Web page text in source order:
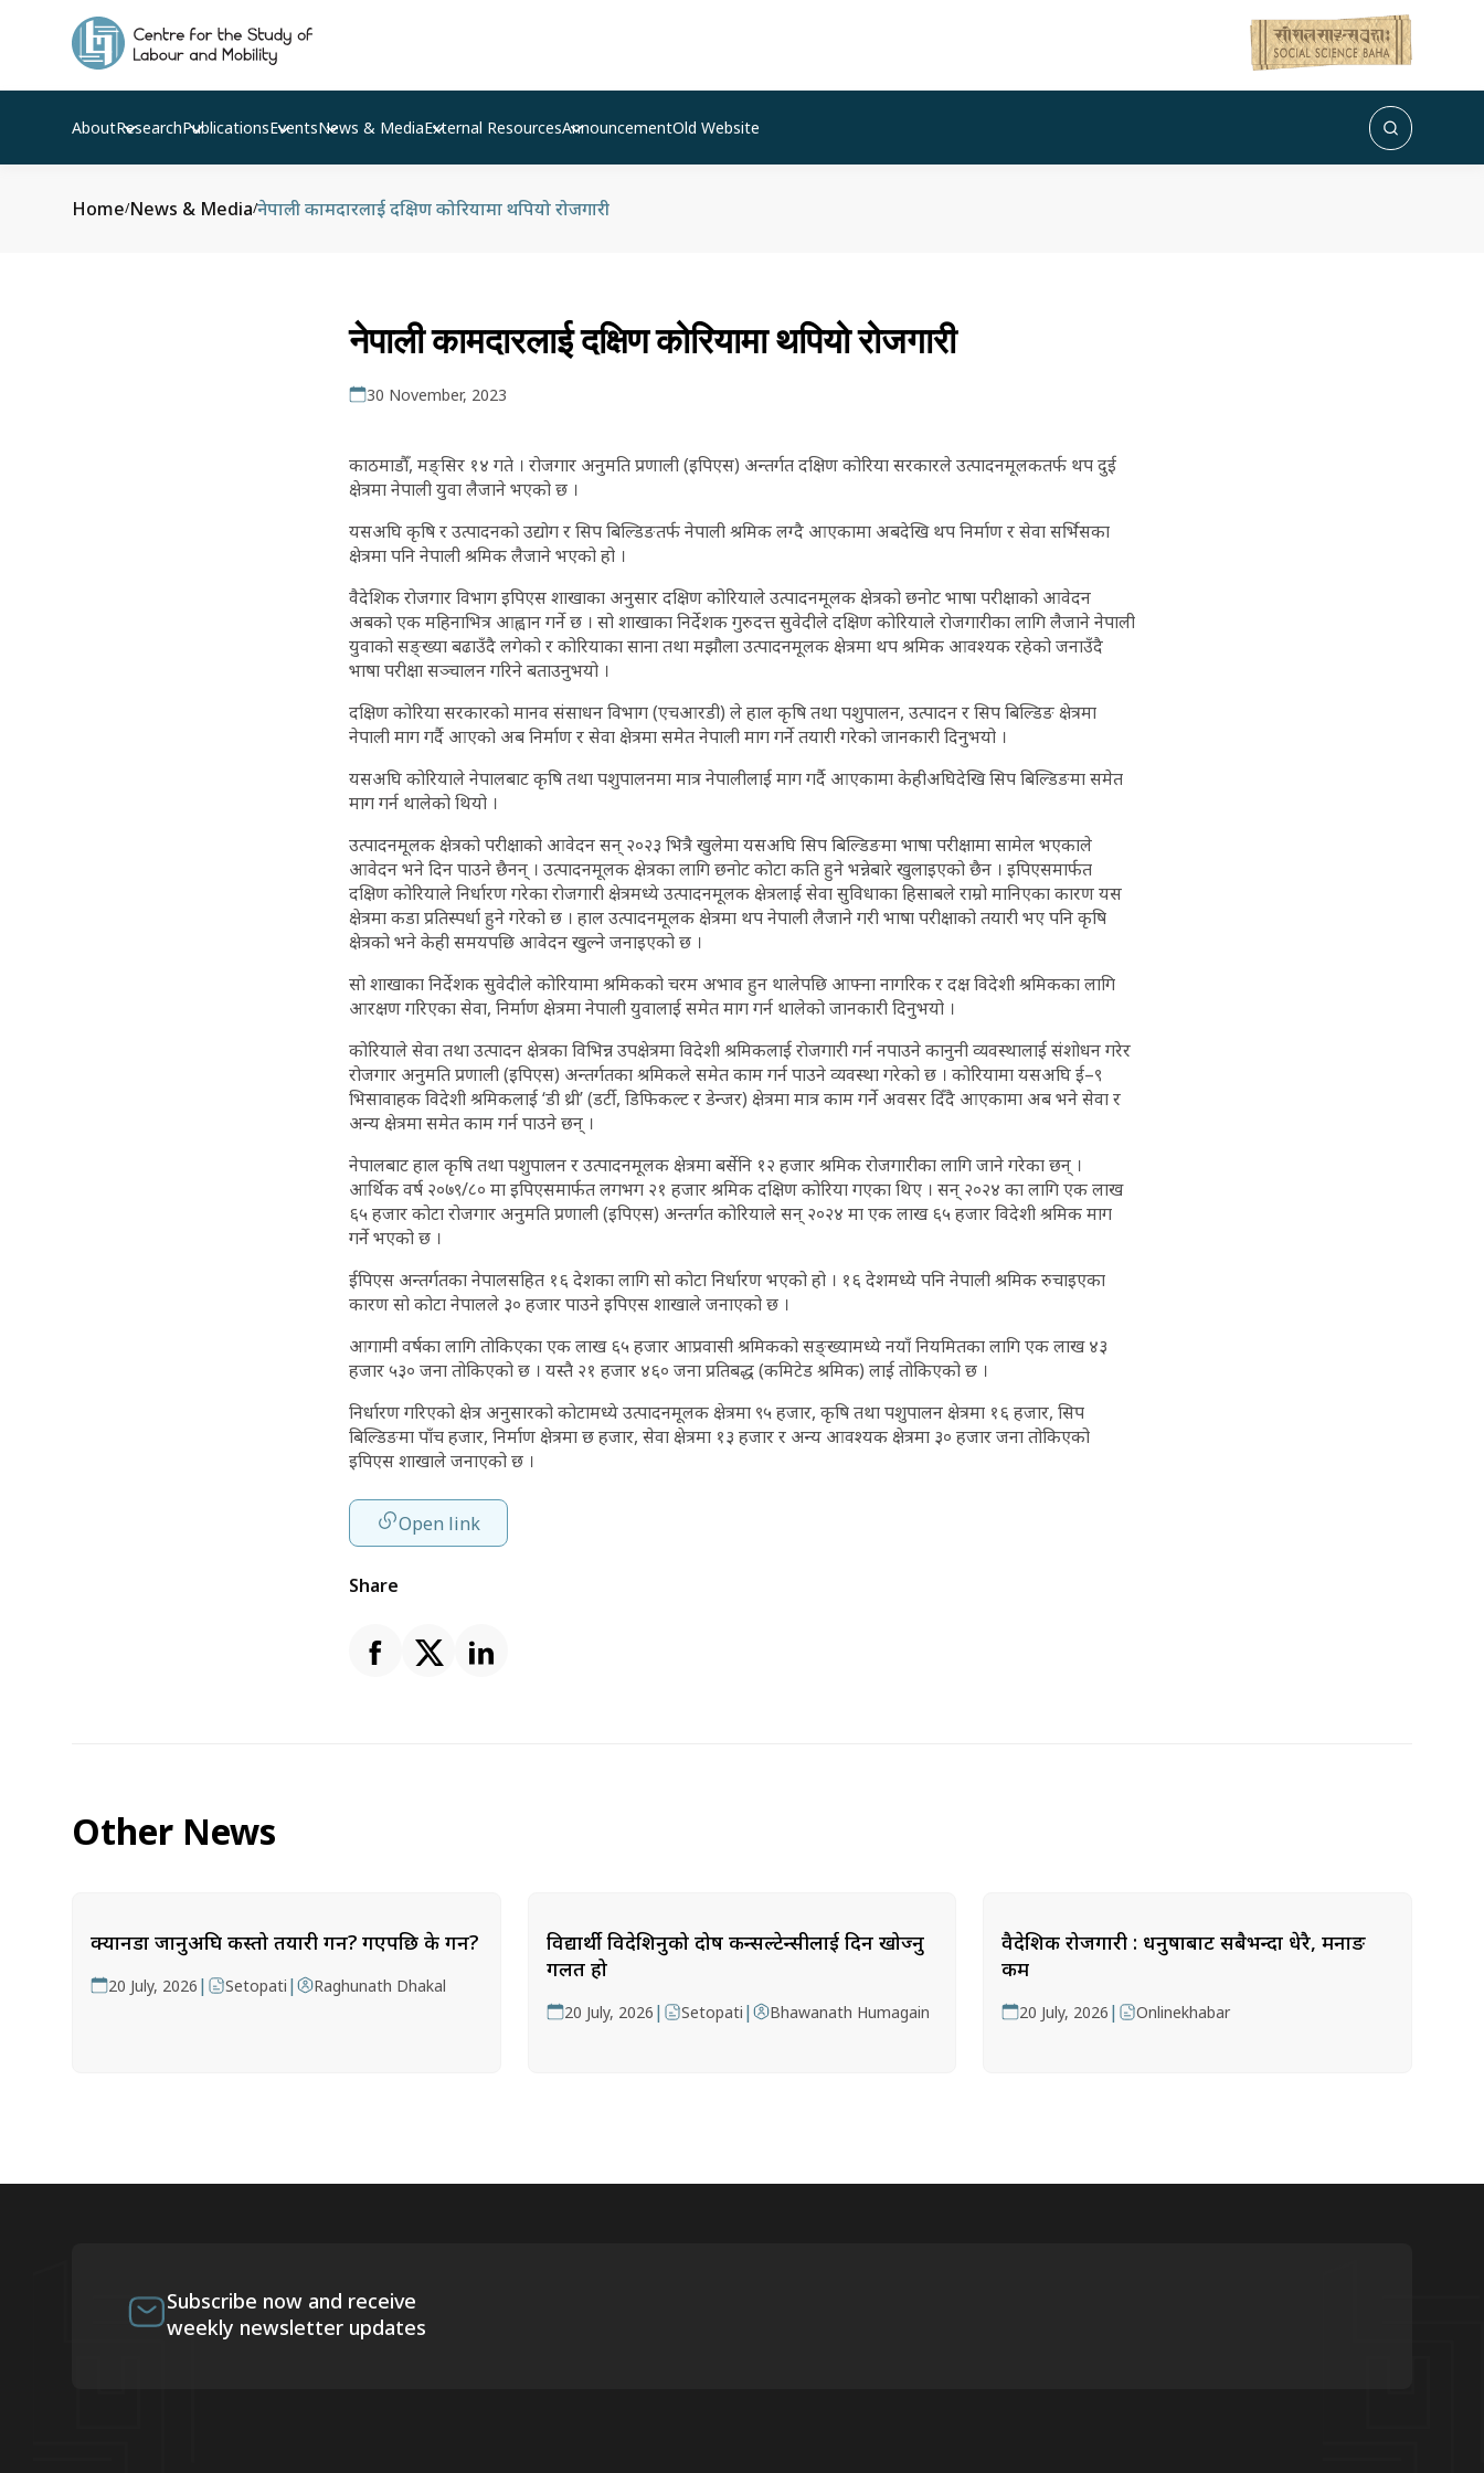
AboutResearchPublicationsEventsNews & MediaExternal ResourcesAnnouncementOld Website
Home/News & Media/नेपाली कामदारलाई दक्षिण कोरियामा थपियो रोजगारी
नेपाली कामदारलाई दक्षिण कोरियामा थपियो रोजगारी
30 November, 2023
काठमाडौँ, मङ्सिर १४ गते । रोजगार अनुमति प्रणाली (इपिएस) अन्तर्गत दक्षिण कोरिया सरकारले उत्पादनमूलकतर्फ थप दुई
क्षेत्रमा नेपाली युवा लैजाने भएको छ ।
यसअघि कृषि र उत्पादनको उद्योग र सिप बिल्डिङतर्फ नेपाली श्रमिक लग्दै आएकामा अबदेखि थप निर्माण र सेवा सर्भिसका
क्षेत्रमा पनि नेपाली श्रमिक लैजाने भएको हो ।
वैदेशिक रोजगार विभाग इपिएस शाखाका अनुसार दक्षिण कोरियाले उत्पादनमूलक क्षेत्रको छनोट भाषा परीक्षाको आवेदन
अबको एक महिनाभित्र आह्वान गर्ने छ । सो शाखाका निर्देशक गुरुदत्त सुवेदीले दक्षिण कोरियाले रोजगारीका लागि लैजाने नेपाली
युवाको सङ्ख्या बढाउँदै लगेको र कोरियाका साना तथा मझौला उत्पादनमूलक क्षेत्रमा थप श्रमिक आवश्यक रहेको जनाउँदै
भाषा परीक्षा सञ्चालन गरिने बताउनुभयो ।
दक्षिण कोरिया सरकारको मानव संसाधन विभाग (एचआरडी) ले हाल कृषि तथा पशुपालन, उत्पादन र सिप बिल्डिङ क्षेत्रमा
नेपाली माग गर्दै आएको अब निर्माण र सेवा क्षेत्रमा समेत नेपाली माग गर्ने तयारी गरेको जानकारी दिनुभयो ।
यसअघि कोरियाले नेपालबाट कृषि तथा पशुपालनमा मात्र नेपालीलाई माग गर्दै आएकामा केहीअघिदेखि सिप बिल्डिङमा समेत
माग गर्न थालेको थियो ।
उत्पादनमूलक क्षेत्रको परीक्षाको आवेदन सन् २०२३ भित्रै खुलेमा यसअघि सिप बिल्डिङमा भाषा परीक्षामा सामेल भएकाले
आवेदन भने दिन पाउने छैनन् । उत्पादनमूलक क्षेत्रका लागि छनोट कोटा कति हुने भन्नेबारे खुलाइएको छैन । इपिएसमार्फत
दक्षिण कोरियाले निर्धारण गरेका रोजगारी क्षेत्रमध्ये उत्पादनमूलक क्षेत्रलाई सेवा सुविधाका हिसाबले राम्रो मानिएका कारण यस
क्षेत्रमा कडा प्रतिस्पर्धा हुने गरेको छ । हाल उत्पादनमूलक क्षेत्रमा थप नेपाली लैजाने गरी भाषा परीक्षाको तयारी भए पनि कृषि
क्षेत्रको भने केही समयपछि आवेदन खुल्ने जनाइएको छ ।
सो शाखाका निर्देशक सुवेदीले कोरियामा श्रमिकको चरम अभाव हुन थालेपछि आफ्ना नागरिक र दक्ष विदेशी श्रमिकका लागि
आरक्षण गरिएका सेवा, निर्माण क्षेत्रमा नेपाली युवालाई समेत माग गर्न थालेको जानकारी दिनुभयो ।
कोरियाले सेवा तथा उत्पादन क्षेत्रका विभिन्न उपक्षेत्रमा विदेशी श्रमिकलाई रोजगारी गर्न नपाउने कानुनी व्यवस्थालाई संशोधन गरेर
रोजगार अनुमति प्रणाली (इपिएस) अन्तर्गतका श्रमिकले समेत काम गर्न पाउने व्यवस्था गरेको छ । कोरियामा यसअघि ई–९
भिसावाहक विदेशी श्रमिकलाई ‘डी थ्री’ (डर्टी, डिफिकल्ट र डेन्जर) क्षेत्रमा मात्र काम गर्ने अवसर दिँदै आएकामा अब भने सेवा र
अन्य क्षेत्रमा समेत काम गर्न पाउने छन् ।
नेपालबाट हाल कृषि तथा पशुपालन र उत्पादनमूलक क्षेत्रमा बर्सेनि १२ हजार श्रमिक रोजगारीका लागि जाने गरेका छन् ।
आर्थिक वर्ष २०७९/८० मा इपिएसमार्फत लगभग २१ हजार श्रमिक दक्षिण कोरिया गएका थिए । सन् २०२४ का लागि एक लाख
६५ हजार कोटा रोजगार अनुमति प्रणाली (इपिएस) अन्तर्गत कोरियाले सन् २०२४ मा एक लाख ६५ हजार विदेशी श्रमिक माग
गर्ने भएको छ ।
ईपिएस अन्तर्गतका नेपालसहित १६ देशका लागि सो कोटा निर्धारण भएको हो । १६ देशमध्ये पनि नेपाली श्रमिक रुचाइएका
कारण सो कोटा नेपालले ३० हजार पाउने इपिएस शाखाले जनाएको छ ।
आगामी वर्षका लागि तोकिएका एक लाख ६५ हजार आप्रवासी श्रमिकको सङ्ख्यामध्ये नयाँ नियमितका लागि एक लाख ४३
हजार ५३० जना तोकिएको छ । यस्तै २१ हजार ४६० जना प्रतिबद्ध (कमिटेड श्रमिक) लाई तोकिएको छ ।
निर्धारण गरिएको क्षेत्र अनुसारको कोटामध्ये उत्पादनमूलक क्षेत्रमा ९५ हजार, कृषि तथा पशुपालन क्षेत्रमा १६ हजार, सिप
बिल्डिङमा पाँच हजार, निर्माण क्षेत्रमा छ हजार, सेवा क्षेत्रमा १३ हजार र अन्य आवश्यक क्षेत्रमा ३० हजार जना तोकिएको
इपिएस शाखाले जनाएको छ ।
Open link
Share
Other News
क्यानडा जानुअघि कस्तो तयारी गर्ने? गएपछि के गर्ने?
20 July, 2026 | Setopati | Raghunath Dhakal
विद्यार्थी विदेशिनुको दोष कन्सल्टेन्सीलाई दिन खोज्नु
गलत हो
20 July, 2026 | Setopati | Bhawanath Humagain
वैदेशिक रोजगारी : धनुषाबाट सबैभन्दा धेरै, मनाङ
कम
20 July, 2026 | Onlinekhabar
Subscribe now and receive
weekly newsletter updates